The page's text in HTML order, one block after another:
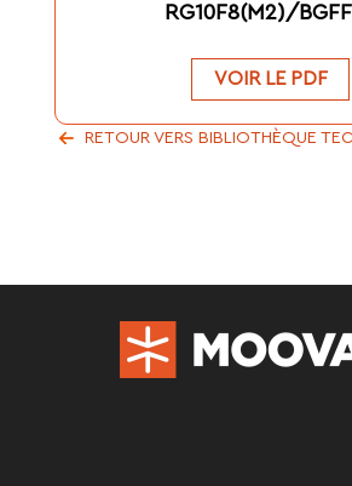
RG10F8(M2)/
VOIR LE PDF
RETOUR VERS BIBLIOTHÈQUE